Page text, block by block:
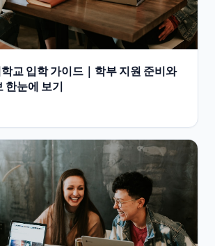
교 입학 가이드｜학부 지원 준비와
한눈에 보기